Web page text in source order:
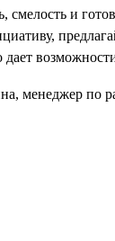
и
дает